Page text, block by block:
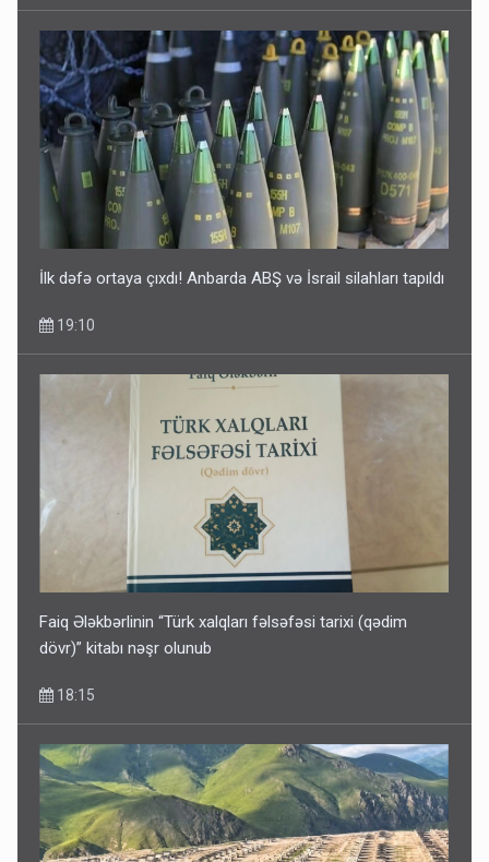
İlk dəfə ortaya çıxdı! Anbarda ABŞ və İsrail silahları tapıldı
19:10
Faiq Ələkbərlinin “Türk xalqları fəlsəfəsi tarixi (qədim
dövr)” kitabı nəşr olunub
18:15